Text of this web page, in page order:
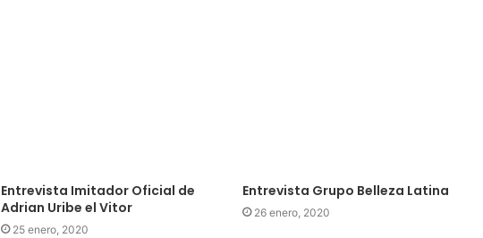
Entrevista Imitador Oficial de
Adrian Uribe el Vitor
25 enero, 2020
Entrevista Grupo Belleza Latina
26 enero, 2020